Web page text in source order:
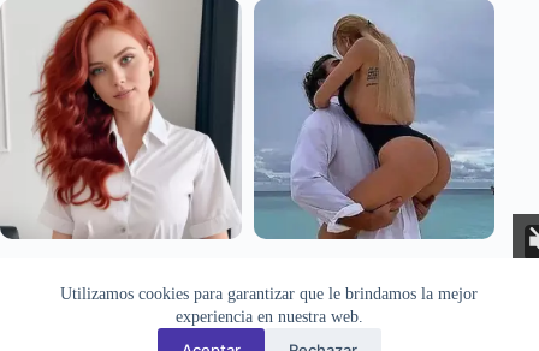
Utilizamos cookies para garantizar que le brindamos la mejor
experiencia en nuestra web.
Todas las imágenes pertenecen a sus respectivos autores. Este sitio
recopila y muestra contenido público disponible en Internet. Si
desea solicitar la retirada de alguna imagen, puede hacerlo a través